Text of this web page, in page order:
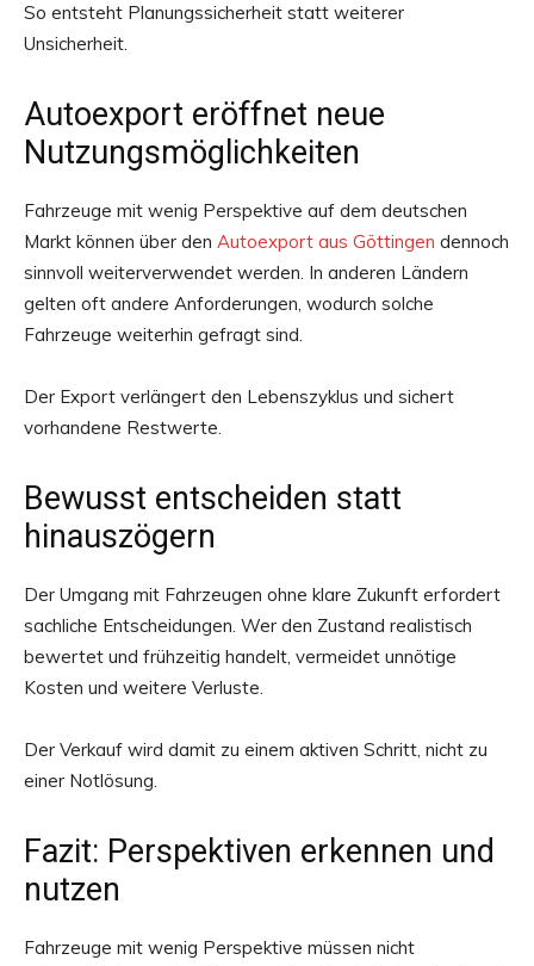
So entsteht Planungssicherheit statt weiterer
Unsicherheit.
Autoexport eröffnet neue
Nutzungsmöglichkeiten
Fahrzeuge mit wenig Perspektive auf dem deutschen
Markt können über den Autoexport aus Göttingen dennoch
sinnvoll weiterverwendet werden. In anderen Ländern
gelten oft andere Anforderungen, wodurch solche
Fahrzeuge weiterhin gefragt sind.
Der Export verlängert den Lebenszyklus und sichert
vorhandene Restwerte.
Bewusst entscheiden statt
hinauszögern
Der Umgang mit Fahrzeugen ohne klare Zukunft erfordert
sachliche Entscheidungen. Wer den Zustand realistisch
bewertet und frühzeitig handelt, vermeidet unnötige
Kosten und weitere Verluste.
Der Verkauf wird damit zu einem aktiven Schritt, nicht zu
einer Notlösung.
Fazit: Perspektiven erkennen und
nutzen
Fahrzeuge mit wenig Perspektive müssen nicht